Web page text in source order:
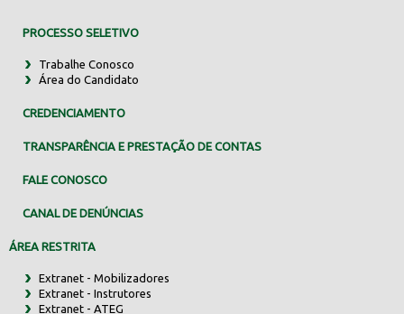
PROCESSO SELETIVO
Trabalhe Conosco
Área do Candidato
CREDENCIAMENTO
TRANSPARÊNCIA E PRESTAÇÃO DE CONTAS
FALE CONOSCO
CANAL DE DENÚNCIAS
ÁREA RESTRITA
Extranet - Mobilizadores
Extranet - Instrutores
Extranet - ATEG